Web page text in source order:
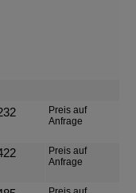
Preis auf
Anfrage
Preis auf
Anfrage